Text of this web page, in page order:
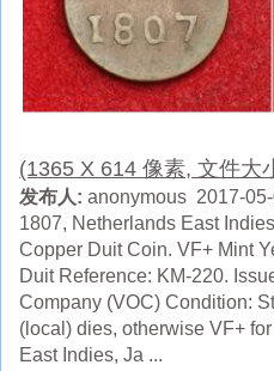
(1365 X 614 像素, 文件大
发布人: anonymous 2017-
1807, Netherlands East
Copper Duit Coin. VF+ Mint
Duit Reference: KM-220.
Company (VOC) Condition:
(local) dies, otherwise VF+
East Indies, Ja ...